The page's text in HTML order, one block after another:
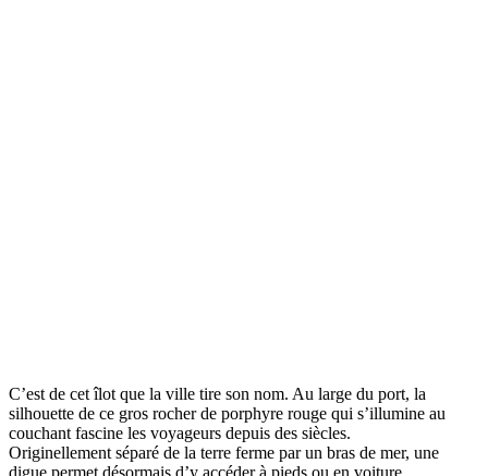
C’est de cet îlot que la ville tire son nom. Au large du port, la
silhouette de ce gros rocher de porphyre rouge qui s’illumine au
couchant fascine les voyageurs depuis des siècles.
Originellement séparé de la terre ferme par un bras de mer, une
digue permet désormais d’y accéder à pieds ou en voiture.